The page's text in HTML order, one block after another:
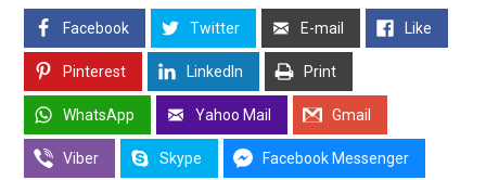
Facebook Twitter E-mail Like
Pinterest LinkedIn Print
WhatsApp Yahoo Mail Gmail
Viber Skype Facebook Messenger